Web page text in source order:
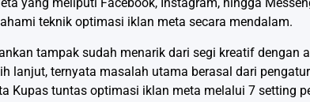
yang meliputi Facebook, Instagram, hingga
teknik optimasi iklan meta secara mendalam.
tampak sudah menarik dari segi kreatif dengan
lanjut, ternyata masalah utama berasal dari
Kupas tuntas optimasi iklan meta melalui 7 setting